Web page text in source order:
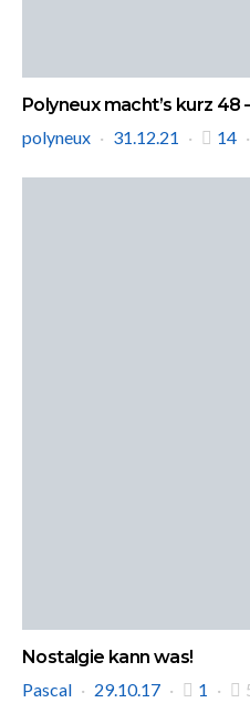
Polyneux macht’s kurz 48
polyneux
31.12.21 14
Nostalgie kann was!
Pascal
29.10.17 1